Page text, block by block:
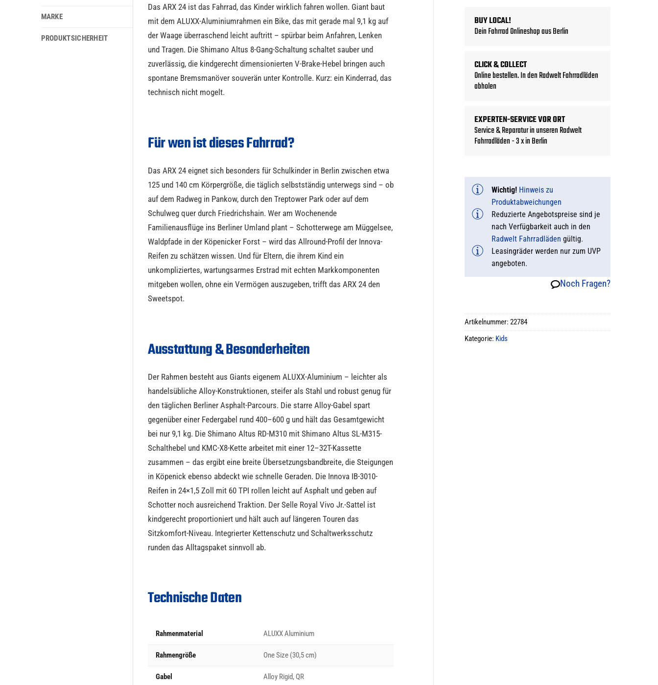
MARKE
PRODUKTSICHERHEIT
Das ARX 24 ist das Fahrrad, das Kinder wirklich fahren wollen. Giant baut
mit dem ALUXX-Aluminiumrahmen ein Bike, das mit gerade mal 9,1 kg auf
der Waage überraschend leicht auftritt – spürbar beim Anfahren, Lenken
und Tragen. Die Shimano Altus 8-Gang-Schaltung schaltet sauber und
zuverlässig, die kindgerecht dimensionierten V-Brake-Hebel bringen auch
spontane Bremsmanöver souverän unter Kontrolle. Kurz: ein Kinderrad, das
technisch nicht mogelt.
Für wen ist dieses Fahrrad?
Das ARX 24 eignet sich besonders für Schulkinder in Berlin zwischen etwa
125 und 140 cm Körpergröße, die täglich selbstständig unterwegs sind – ob
auf dem Radweg in Pankow, durch den Treptower Park oder auf dem
Schulweg quer durch Friedrichshain. Wer am Wochenende
Familienausflüge ins Berliner Umland plant – Schotterwege am Müggelsee,
Waldpfade in der Köpenicker Forst – wird das Allround-Profil der Innova-
Reifen zu schätzen wissen. Und für Eltern, die ihrem Kind ein
unkompliziertes, wartungsarmes Erstrad mit echten Markkomponenten
mitgeben wollen, ohne ein Vermögen auszugeben, trifft das ARX 24 den
Sweetspot.
Ausstattung & Besonderheiten
Der Rahmen besteht aus Giants eigenem ALUXX-Aluminium – leichter als
handelsübliche Alloy-Konstruktionen, steifer als Stahl und robust genug für
den täglichen Berliner Asphalt-Parcours. Die starre Alloy-Gabel spart
gegenüber einer Federgabel rund 400–600 g und hält das Gesamtgewicht
bei nur 9,1 kg. Die Shimano Altus RD-M310 mit Shimano Altus SL-M315-
Schalthebel und KMC-X8-Kette arbeitet mit einer 12–32T-Kassette
zusammen – das ergibt eine breite Übersetzungsbandbreite, die Steigungen
in Köpenick ebenso abdeckt wie schnelle Geraden. Die Innova IB-3010-
Reifen in 24×1,5 Zoll mit 60 TPI rollen leicht auf Asphalt und geben auf
Schotter noch ausreichend Traktion. Der Selle Royal Vivo Jr.-Sattel ist
kindgerecht proportioniert und hält auch auf längeren Touren das
Sitzkomfort-Niveau. Integrierter Kettenschutz und Schaltwerksschutz
runden das Alltagspaket sinnvoll ab.
Technische Daten
Rahmenmaterial ALUXX Aluminium
Rahmengröße One Size (30,5 cm)
Gabel Alloy Rigid, QR
BUY LOCAL!
Dein Fahrrad Onlineshop aus Berlin
CLICK & COLLECT
Online bestellen. In den Radwelt Fahrradläden
abholen
EXPERTEN-SERVICE VOR ORT
Service & Reparatur in unseren Radwelt
Fahrradläden - 3 x in Berlin
Wichtig! Hinweis zu
Produktabweichungen
Reduzierte Angebotspreise sind je
nach Verfügbarkeit auch in den
Radwelt Fahrradläden gültig.
Leasingräder werden nur zum UVP
angeboten.
Noch Fragen?
Artikelnummer:22784
Kategorie: Kids